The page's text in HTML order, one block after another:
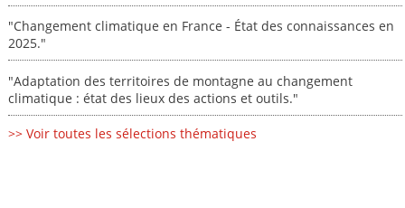
"Changement climatique en France - État des connaissances en
2025."
"Adaptation des territoires de montagne au changement
climatique : état des lieux des actions et outils."
>> Voir toutes les sélections thématiques